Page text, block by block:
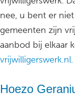
nee, u bent er
gemeenten zijn
aanbod bij elkaar
vrijwilligerswerk.nl.
Hoezo